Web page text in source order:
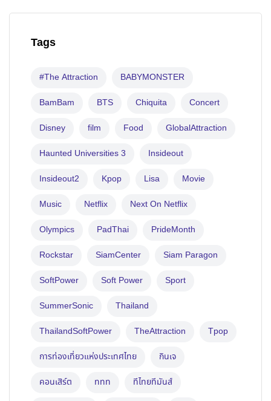
Tags
#The Attraction BABYMONSTER
BamBam BTS Chiquita Concert
Disney film Food GlobalAttraction
Haunted Universities 3 Insideout
Insideout2 Kpop Lisa Movie
Music Netflix Next On Netflix
Olympics PadThai PrideMonth
Rockstar SiamCenter Siam Paragon
SoftPower Soft Power Sport
SummerSonic Thailand
ThailandSoftPower TheAttraction Tpop
การท่องเที่ยวแห่งประเทศไทย กินเจ
คอนเสิร์ต ททท ทีไทยทีมันส์